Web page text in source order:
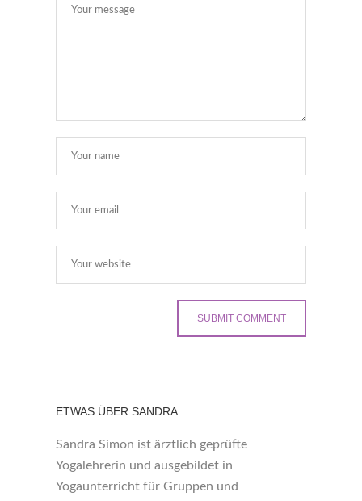
ETWAS ÜBER SANDRA
Sandra Simon ist ärztlich geprüfte
Yogalehrerin und ausgebildet in
Yogaunterricht für Gruppen und